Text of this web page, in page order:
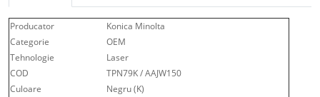
Producator
Konica Minolta
Categorie
OEM
Tehnologie
Laser
COD
TPN79K / AAJW150
Culoare
Negru (K)